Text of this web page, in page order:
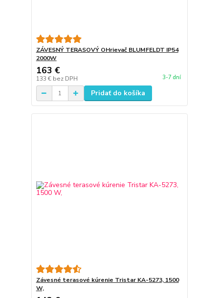
ZÁVESNÝ TERASOVÝ OHrievač BLUMFELDT IP54
2000W
163 €
133 € bez DPH 3-7 dní
Pridať do košíka
Závesné terasové kúrenie Tristar KA-5273, 1500
W,